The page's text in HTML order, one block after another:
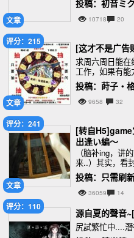
文章
投稿：初音ミク
10718 20
文章
评分：215
[这才不是广告
求周六周日能
工作，如果有能
投稿：莳子‧
9658 32
文章
评分：241
[转自
出逢い編～
（脑补ing，讲
来..）其实，看
投稿：只需刷
36059 14
评分：110
源自夏的聲音
尻試繁忙中....